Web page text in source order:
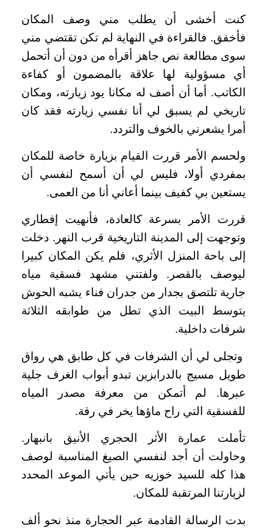
كنت أخشى أن يطلب مني وصف المكان
فأخفق. فالقراءة في النهاية لم تكن تقتضي مني
سوى مطالعة نص جاهز أقرأه من دون أن أتحمل
أي مسؤولية لها علاقة بالمضمون أو كفاءة
الكاتب. أما أن أصف له مكانا يود زيارته، ومكان
تاريخي لم يسبق لي أنا نفسي زيارته فقد كان
أمرا يشعرني بالخوف والتردد.
ولحسم الأمر قررت القيام بزيارة خاصة للمكان
بمفردي أولا، فليس لي أن أسمح لنفسي أن
يستعين بي كفيف بينما أعاني أنا من العمى.
قررت الأمر بسرعة كالعادة، فأنهيت إفطاري
وتوجهت إلى المدينة التاريخية قرب النهر. دخلت
إلى باحة المنزل الأثري، فلم يكن المكان كبيرا
ليوصف بالقصر. ولفتني مشهد فسقية مياه
جارية تلتصق بجدار من جدران فناء يشبه الحوش
يتوسط البيت الذي تطل من طوابقه الثلاثة
شرفات داخلية.
وتجلى لي أن الشرفات في كل طابق هي رواق
طويل مسيج بالدرابزين تبدو أبواب الغرف جلية
عبرها. لم أتمكن من معرفة مصدر المياه
للفسقية التي راح ماؤها يخر في رقة.
تأملت عمارة الأثر الحجري الأنيق بانبهار.
وحاولت أن أجد لنفسي الصيغ المناسبة لوصف
هذا كله للسيد خوزيه حين يأتي الموعد المحدد
لزيارتنا المرتقبة للمكان.
بدت الرسالة القادمة عبر الحجارة منذ نحو ألف